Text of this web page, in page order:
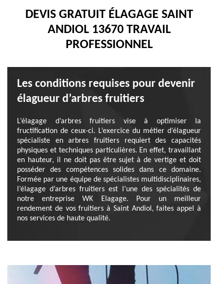
DEVIS GRATUIT ÉLAGAGE SAINT
ANDIOL 13670 TRAVAIL
PROFESSIONNEL
Les conditions requises pour devenir
élagueur d’arbres fruitiers
L’élagage d’arbres fruitiers vise à optimiser la
fructification de ceux-ci. L’exercice du métier d’élagueur
spécialiste en arbres fruitiers requiert des capacités
physiques et techniques particulières. En effet, travaillant
en hauteur, il ne doit pas être sujet à de vertige et doit
posséder des compétences solides dans ce domaine.
Formée par une équipe de spécialistes multidisciplinaires,
l’élagage d’arbres fruitiers est l’une des spécialités de
notre entreprise WK Elagage. Pour un meilleur
rendement de vos fruitiers à Saint Andiol, faites appel à
nos services de haute qualité.